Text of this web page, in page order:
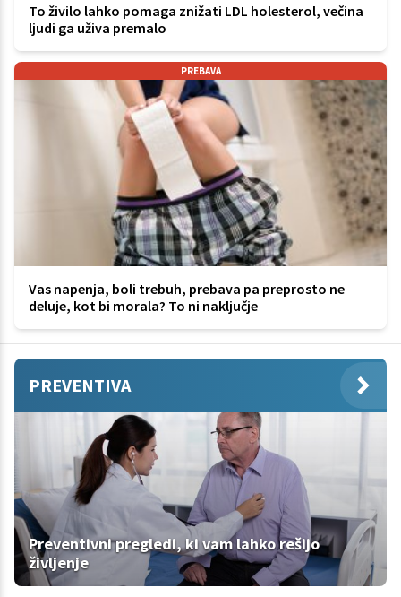
To živilo lahko pomaga znižati LDL holesterol, večina
ljudi ga uživa premalo
PREBAVA
Vas napenja, boli trebuh, prebava pa preprosto ne
deluje, kot bi morala? To ni naključje
PREVENTIVA
Preventivni pregledi, ki vam lahko rešijo
življenje